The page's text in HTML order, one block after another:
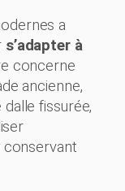
a
s’adapter à
concerne
ancienne,
fissurée,